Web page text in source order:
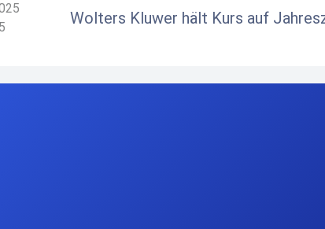
Wolters Kluwer hält Kurs auf